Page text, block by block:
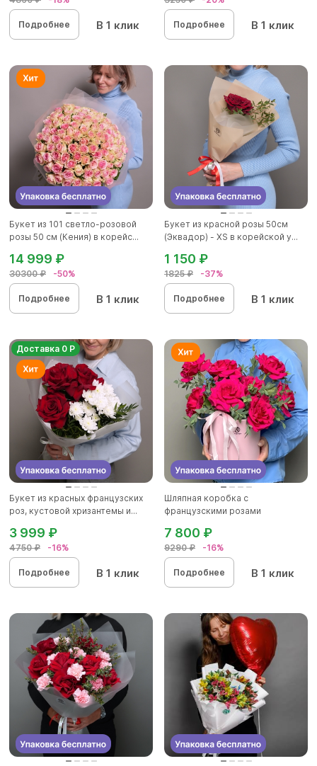
Подробнее В 1 клик Подробнее В 1 клик
Букет из 101 светло-розовой
розы 50 см (Кения) в корейс...
30300 ₽ -50%
14 999 ₽
Подробнее В 1 клик
Букет из красной розы 50см
(Эквадор) - XS в корейской у...
1825 ₽ -37%
1 150 ₽
Подробнее В 1 клик
Доставка 0 Р
Букет из красных французских
роз, кустовой хризантемы и...
4750 ₽ -16%
3 999 ₽
Подробнее В 1 клик
Шляпная коробка с
французскими розами
9290 ₽ -16%
7 800 ₽
Подробнее В 1 клик